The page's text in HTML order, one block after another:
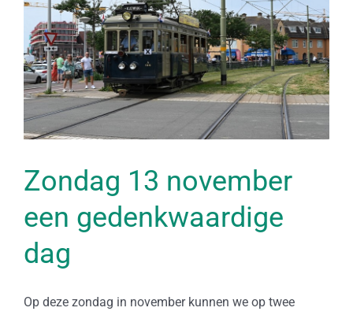
Zondag 13 november
een gedenkwaardige
dag
Op deze zondag in november kunnen we op twee